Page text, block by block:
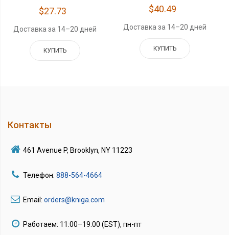
$27.73
Доставка за 14–20 дней
КУПИТЬ
$40.49
Доставка за 14–20 дней
КУПИТЬ
Контакты
461 Avenue P, Brooklyn, NY 11223
Телефон: 888-564-4664
Email: orders@kniga.com
Работаем: 11:00–19:00 (EST), пн-пт